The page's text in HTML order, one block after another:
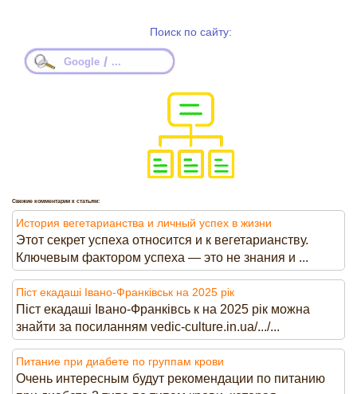
Поиск по сайту:
Google / ...
Свежие комментарии к статьям:
История вегетарианства и личный успех в жизни
Этот секрет успеха относится и к вегетарианству.
Ключевым фактором успеха — это не знания и ...
Піст екадаші Івано-Франківськ на 2025 рік
Піст екадаші Івано-Франківсь к на 2025 рік можна
знайти за посиланням vedic-culture.in.ua/.../...
Питание при диабете по группам крови
Очень интересным будут рекомендации по питанию